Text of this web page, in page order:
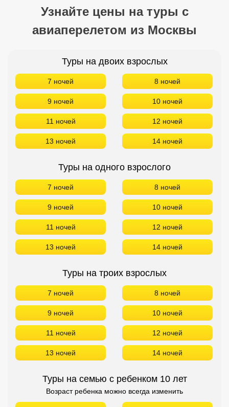
Узнайте цены на туры с
авиаперелетом из Москвы
Туры на двоих взрослых
7 ночей 8 ночей
9 ночей 10 ночей
11 ночей 12 ночей
13 ночей 14 ночей
Туры на одного взрослого
7 ночей 8 ночей
9 ночей 10 ночей
11 ночей 12 ночей
13 ночей 14 ночей
Туры на троих взрослых
7 ночей 8 ночей
9 ночей 10 ночей
11 ночей 12 ночей
13 ночей 14 ночей
Туры на семью с ребенком 10 лет
Возраст ребенка можно всегда изменить